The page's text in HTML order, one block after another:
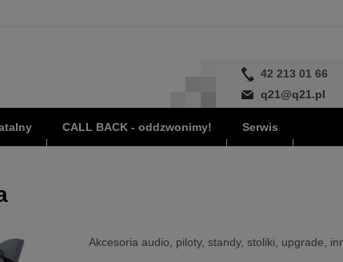
42 213 01 66
q21@q21.pl
CALL BACK - oddzwonimy! Serwis
Akcesoria audio, piloty, standy, stoliki, upgrade,